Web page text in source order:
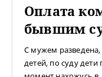
Оплата
бывшим
С мужем
детей, по суду